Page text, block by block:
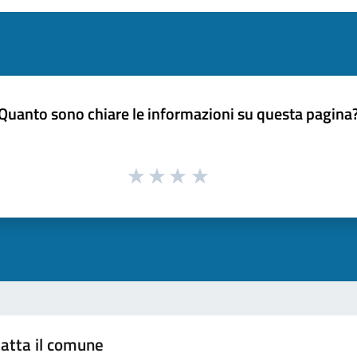
sono chiare le informazioni su questa
il comune